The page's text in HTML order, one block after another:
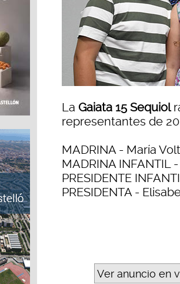
La Gaiata 15 Sequiol
representantes de
MADRINA - María
MADRINA INFANTIL
PRESIDENTE
PRESIDENTA -
Ver anuncio en